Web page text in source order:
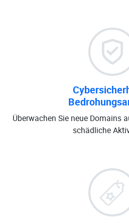
Überwachen Sie neue Domains
schädliche